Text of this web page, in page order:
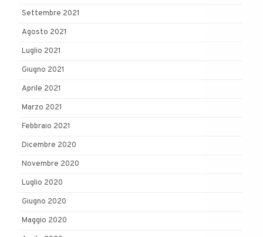
Settembre 2021
Agosto 2021
Luglio 2021
Giugno 2021
Aprile 2021
Marzo 2021
Febbraio 2021
Dicembre 2020
Novembre 2020
Luglio 2020
Giugno 2020
Maggio 2020